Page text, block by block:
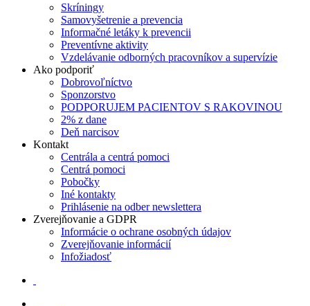
Skríningy
Samovyšetrenie a prevencia
Informačné letáky k prevencii
Preventívne aktivity
Vzdelávanie odborných pracovníkov a supervízie
Ako podporiť
Dobrovoľníctvo
Sponzorstvo
PODPORUJEM PACIENTOV S RAKOVINOU
2% z dane
Deň narcisov
Kontakt
Centrála a centrá pomoci
Centrá pomoci
Pobočky
Iné kontakty
Prihlásenie na odber newslettera
Zverejňovanie a GDPR
Informácie o ochrane osobných údajov
Zverejňovanie informácií
Infožiadosť